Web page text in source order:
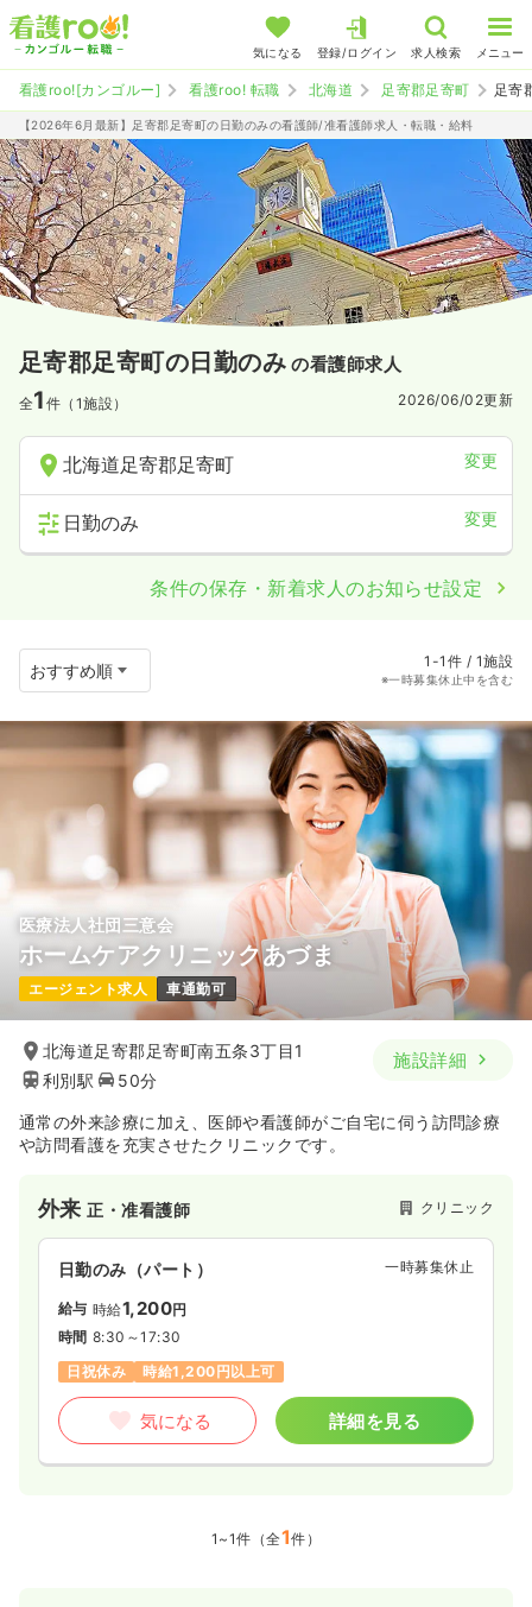
気になる 登録/ログイン 求人検索 メニュー
看護roo![カンゴルー] 看護roo! 転職 北海道 足寄郡足寄町 足寄
【2026年6月最新】足寄郡足寄町の日勤のみの看護師/准看護師求人・転職・給料
足寄郡足寄町の日勤のみ の看護師求人
全1 件（1施設） 2026/06/02更新
北海道足寄郡足寄町 変更
日勤のみ 変更
条件の保存・新着求人のお知らせ設定
1-1件 / 1施設
※一時募集休止中を含む
医療法人社団三意会
ホームケアクリニックあづま
エージェント求人 車通勤可
北海道足寄郡足寄町南五条3丁目1
利別駅
50分
施設詳細
通常の外来診療に加え、医師や看護師がご自宅に伺う訪問診療
や訪問看護を充実させたクリニックです。
外来正・准看護師 クリニック
日勤のみ（パート） 一時募集休止
給与 時給1,200円
時間 8:30～17:30
日祝休み
時給1,200円以上可
気になる 詳細を見る
1~1件（全1件）